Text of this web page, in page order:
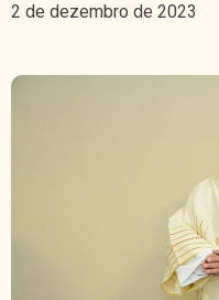
2 de dezembro de 2023